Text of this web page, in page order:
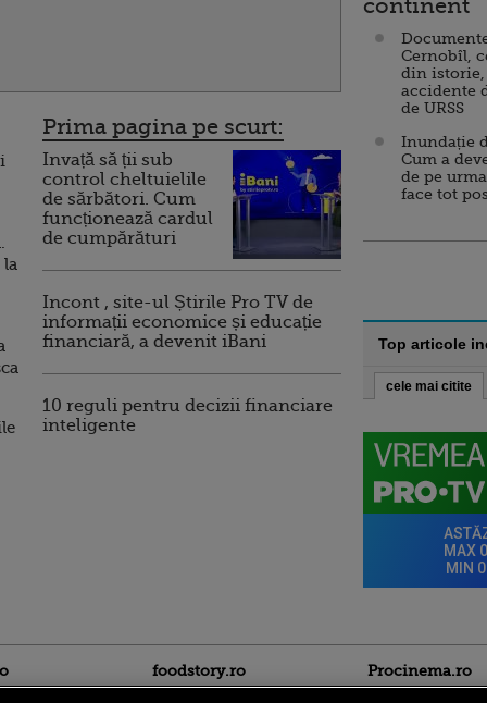
la
Prima pagina pe scurt:
Invață să ții sub
control cheltuielile
de sărbători. Cum
funcționează cardul
de cumpărături
Incont , site-ul Știrile Pro TV de
informații economice și educație
financiară, a devenit iBani
10 reguli pentru decizii financiare
inteligente
continent
Cernobîl,
din istorie,
accidente
de URSS
Inundație
Cum a
de pe
face tot
Top articole
cele mai citite
foodstory.ro Procinema.ro